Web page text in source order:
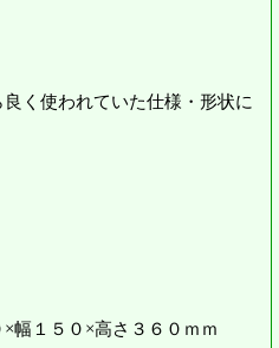
く使われていた仕様・形状に
幅１５０×高さ３６０ｍｍ